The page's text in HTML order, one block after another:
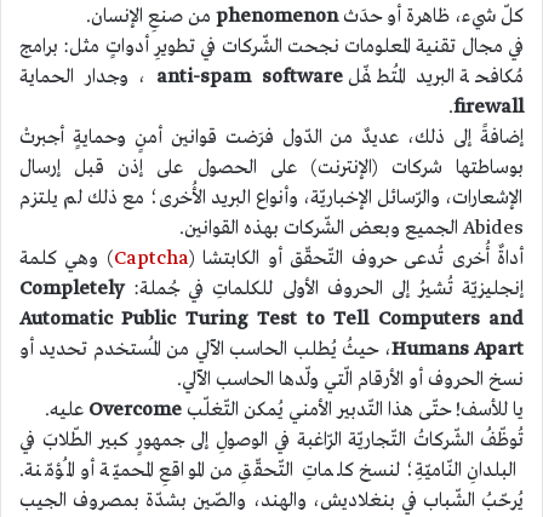
كلّ شيء، ظاهرة أو حدَثphenomenon من صنعِ الإنسان.
في مجال تقنية المعلومات نجحت الشّركات في تطويرِ أدواتٍ مثل: برامج
مُكافحة البريد المُتطفّلanti-spam software ، وجدار الحماية
firewall
.
إضافةً إلى ذلك، عديدٌ من الدّول فرَضت قوانين أمنٍ وحمايةٍ أجبرتْ
بوساطتها شركات (الإنترنت) على الحصول على إذن قبل إرسال
الإشعارات، والرّسائل الإخباريّة، وأنواع البريد الأُخرى؛ مع ذلك لم يلتزم
Abides الجميع وبعض الشّركات بهذه القوانين.
أداةٌ أُخرى تُدعى حروف التّحقّق أو الكابتشا (Captcha) وهي كلمة
إنجليزيّة تُشيرُ إلى الحروف الأولى للكلماتِ في جُملة:Completely
Automatic Public Turing Test to Tell Computers and
Humans Apart، حيثُ يُطلب الحاسب الآلي من المُستخدم تحديد أو
نسخ الحروف أو الأرقام الّتي ولّدها الحاسب الآلي.
يا للأسف! حتّى هذا التّدبير الأمني يُمكن التّغلّب Overcome عليه.
تُوظّفُ الشّركاتُ التّجاريّة الرّاغبة في الوصولِ إلى جمهورٍ كبير الطّلابَ في
البلدانِ النّاميّةِ؛ لنسخ كلماتِ التّحقّقِ من المواقعِ المحميّة أو المُؤمّنة.
يُرحّبُ الشّباب في بنغلاديش، والهند، والصّين بشدّة بمصروف الجيب